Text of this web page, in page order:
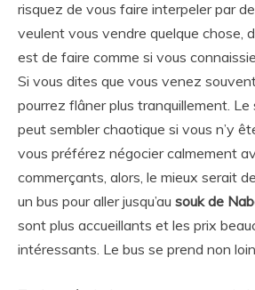
risquez de vous faire interpeler par
veulent vous vendre quelque chose,
est de faire comme si vous
Si vous dites que vous venez
pourrez flâner plus tranquillement. Le
peut sembler chaotique si vous n’y
vous préférez négocier calmement
commerçants, alors, le mieux serait
un bus pour aller jusqu’au souk de
sont plus accueillants et les prix
intéressants. Le bus se prend non